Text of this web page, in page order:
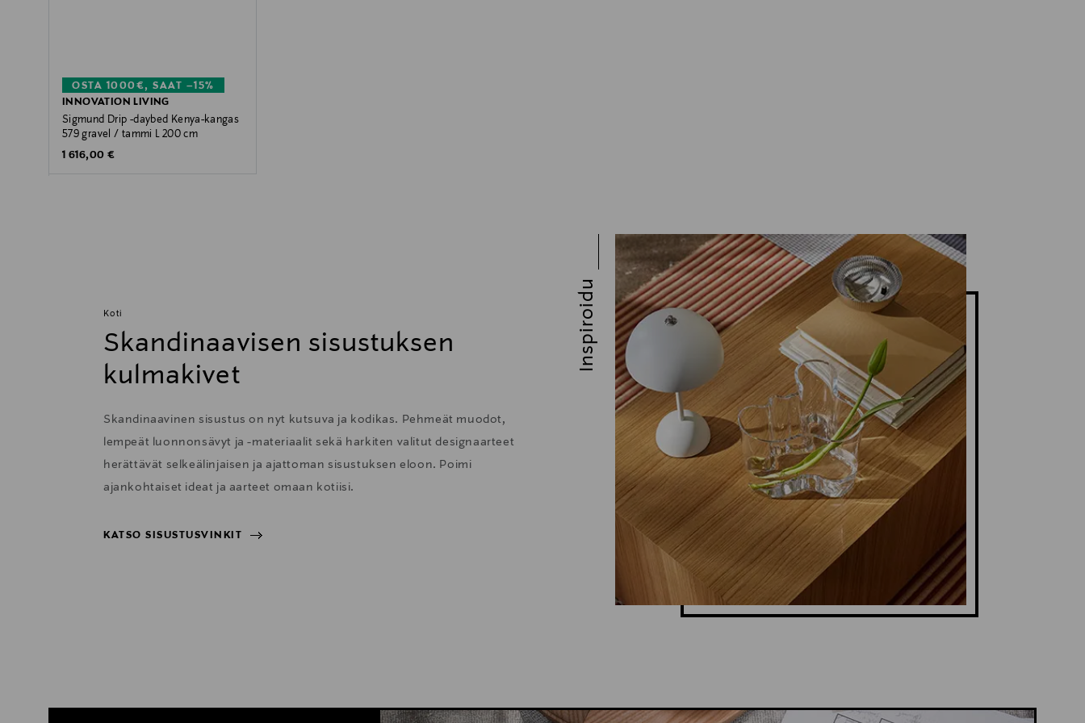
OSTA 1000€, SAAT –15%
INNOVATION LIVING
Sigmund Drip -daybed Kenya-kangas
579 gravel / tammi L 200 cm
Original Price
1 616,00 €
Koti
Skandinaavisen sisustuksen
kulmakivet
Skandinaavinen sisustus on nyt kutsuva ja kodikas. Pehmeät muodot,
lempeät luonnonsävyt ja -materiaalit sekä harkiten valitut designaarteet
herättävät selkeälinjaisen ja ajattoman sisustuksen eloon. Poimi
ajankohtaiset ideat ja aarteet omaan kotiisi.
KATSO SISUSTUSVINKIT
Inspiroidu